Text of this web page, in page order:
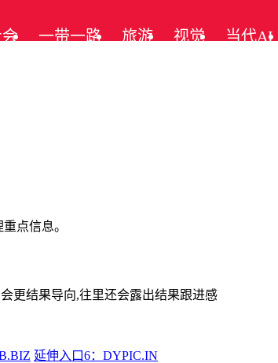
一带一路 旅游 视觉 当代AI
点信息。
更结果导向,往里还会露出结果跟进感
延伸入口6：DYPIC.IN